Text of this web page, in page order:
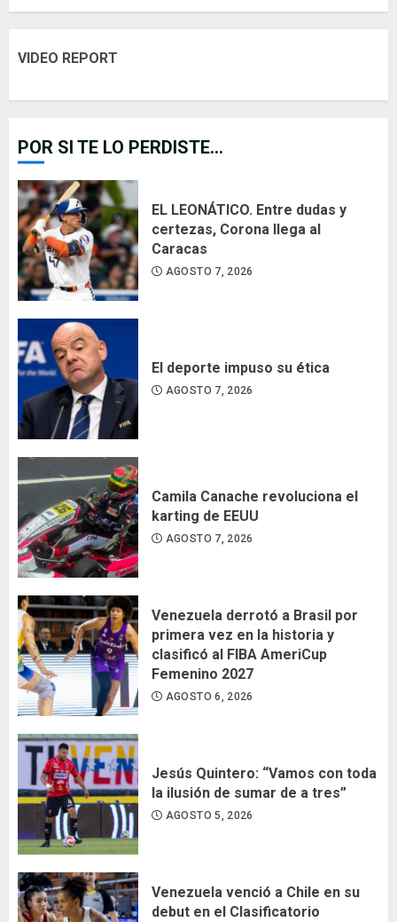
VIDEO REPORT
POR SI TE LO PERDISTE...
EL LEONÁTICO. Entre dudas y
certezas, Corona llega al
Caracas
AGOSTO 7, 2026
El deporte impuso su ética
AGOSTO 7, 2026
Camila Canache revoluciona el
karting de EEUU
AGOSTO 7, 2026
Venezuela derrotó a Brasil por
primera vez en la historia y
clasificó al FIBA AmeriCup
Femenino 2027
AGOSTO 6, 2026
Jesús Quintero: “Vamos con toda
la ilusión de sumar de a tres”
AGOSTO 5, 2026
Venezuela venció a Chile en su
debut en el Clasificatorio